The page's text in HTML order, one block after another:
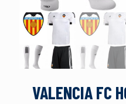
VALENCIA FC